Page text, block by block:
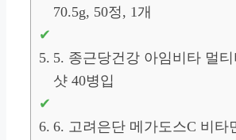
70.5g, 50정, 1개
5. 종근당건강 아임비타 멀
샷 40병입
6. 고려은단 메가도스C 비타